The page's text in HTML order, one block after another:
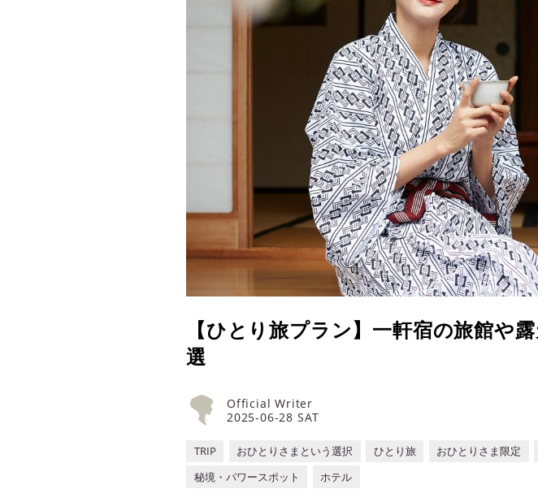
【ひとり旅プラン】一軒宿の旅館や
選
2025-06-28 SAT
Official Writer
TRIP おひとりさまという選択 ひとり旅 おひとりさま限定
秘境・パワースポット
ホテル